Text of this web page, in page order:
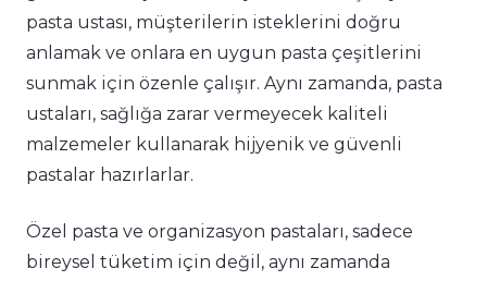
pasta ustası, müşterilerin isteklerini doğru
anlamak ve onlara en uygun pasta çeşitlerini
sunmak için özenle çalışır. Aynı zamanda, pasta
ustaları, sağlığa zarar vermeyecek kaliteli
malzemeler kullanarak hijyenik ve güvenli
pastalar hazırlarlar.
Özel pasta ve organizasyon pastaları, sadece
bireysel tüketim için değil, aynı zamanda